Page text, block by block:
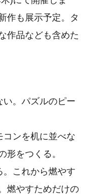
作も展示予定。タ
作品なども含めた
。パズルのピー
ンを机に並べな
形をつくる。
これから燃やす
燃やすためだけの